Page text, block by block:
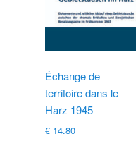
Échange de
territoire dans le
Harz 1945
€ 14.80